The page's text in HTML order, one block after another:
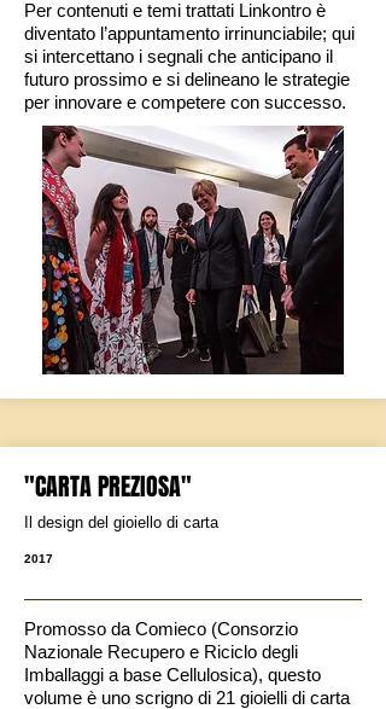
Per contenuti e temi trattati Linkontro è
diventato l’appuntamento irrinunciabile; qui
si intercettano i segnali che anticipano il
futuro prossimo e si delineano le strategie
per innovare e competere con successo.
"CARTA PREZIOSA"
Il design del gioiello di carta
2017
Promosso da Comieco (Consorzio
Nazionale Recupero e Riciclo degli
Imballaggi a base Cellulosica), questo
volume è uno scrigno di 21 gioielli di carta